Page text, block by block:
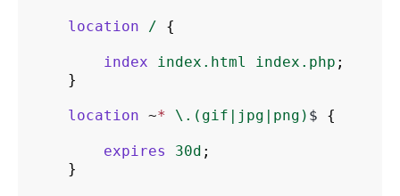
location / {
index index.html index.php ;
}
location ~* \.(gif|jpg|png) $ {
expires 30d ;
}